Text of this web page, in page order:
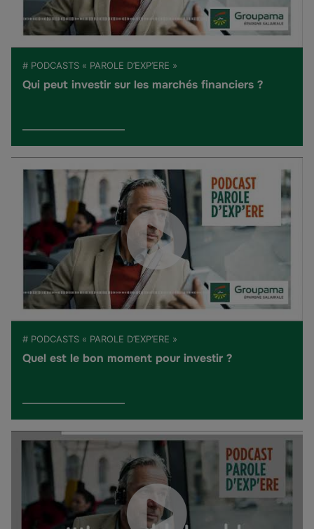
# PODCASTS « PAROLE D’EXP’ERE »
Qui peut investir sur les marchés financiers ?
# PODCASTS « PAROLE D’EXP’ERE »
Quel est le bon moment pour investir ?